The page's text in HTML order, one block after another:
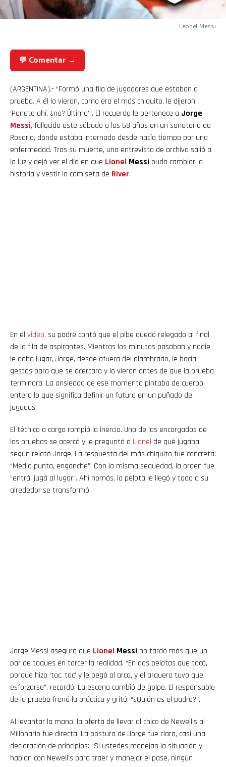
Leonel Messi
💬 Comentar →
(ARGENTINA).- “Formó una fila de jugadores que estaban a
prueba. A él lo vieron, como era el más chiquito, le dijeron:
‘Ponete ahí, ¿no? Último’”. El recuerdo le pertenece a Jorge
Messi, fallecido este sábado a los 68 años en un sanatorio de
Rosario, donde estaba internado desde hacía tiempo por una
enfermedad. Tras su muerte, una entrevista de archivo salió a
la luz y dejó ver el día en que Lionel Messi pudo cambiar la
historia y vestir la camiseta de River.
En el video, su padre contó que el pibe quedó relegado al final
de la fila de aspirantes. Mientras los minutos pasaban y nadie
le daba lugar, Jorge, desde afuera del alambrado, le hacía
gestos para que se acercara y lo vieran antes de que la prueba
terminara. La ansiedad de ese momento pintaba de cuerpo
entero lo que significa definir un futuro en un puñado de
jugadas.
El técnico a cargo rompió la inercia. Uno de los encargados de
las pruebas se acercó y le preguntó a Lionel de qué jugaba,
según relató Jorge. La respuesta del más chiquito fue concreta:
“Medio punta, enganche”. Con la misma sequedad, la orden fue
“entrá, jugá al lugar”. Ahí nomás, la pelota le llegó y todo a su
alrededor se transformó.
Jorge Messi aseguró que Lionel Messi no tardó más que un
par de toques en torcer la realidad. “En dos pelotas que tocó,
porque hizo ‘tac, tac’ y le pegó al arco, y el arquero tuvo que
esforzarse”, recordó. La escena cambió de golpe. El responsable
de la prueba frenó la práctica y gritó: “¿Quién es el padre?”.
Al levantar la mano, la oferta de llevar al chico de Newell’s al
Millonario fue directa. La postura de Jorge fue clara, casi una
declaración de principios: “Si ustedes manejan la situación y
hablan con Newell’s para traer y manejar el pase, ningún